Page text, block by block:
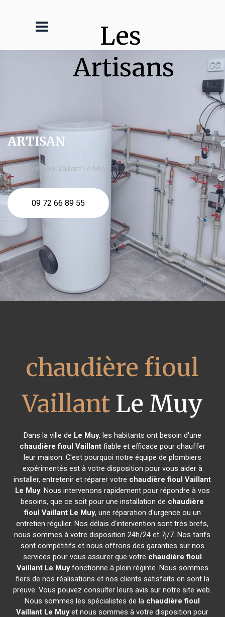
Les
Artisans
ARTISAN
chaudière fioul Vaillant Le Muy
09 72 66 89 55
chaudière fioul
VaillantLe Muy
Dans la ville de Le Muy, les habitants ont besoin d'une
chaudière fioul Vaillantfiable et efficace pour chauffer
leur maison. C'est pourquoi notre équipe de plombiers
expérimentés est à votre disposition pour vous aider à
installer, entretenir et réparer votre chaudière fioul Vaillant
Le Muy. Nous intervenons rapidement pour répondre à vos
besoins, que ce soit pour une installation de chaudière
fioul Vaillant Le Muy, une réparation d'urgence ou un
entretien régulier. Nos délais d'intervention sont très brefs,
nous sommes à votre disposition 24h/24 et 7j/7. Nos tarifs
sont compétitifs et nous offrons des garanties sur nos
services pour vous assurer que votre chaudière fioul
Vaillant Le Muyfonctionne à plein régime. Nous sommes
fiers de nos réalisations et nos clients satisfaits en sont la
preuve. Vous pouvez consulter leurs avis sur notre site web.
Nous sommes les spécialistes de la chaudière fioul
Vaillant Le Muyet nous sommes à votre disposition pour